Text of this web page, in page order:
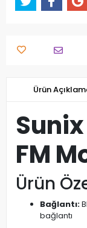
Ürün
FM
Ürün
Bağlantı:
bağlantı